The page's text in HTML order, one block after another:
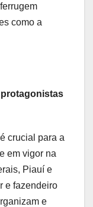
como a
crucial para a
em vigor na
Piauí e
e fazendeiro
e